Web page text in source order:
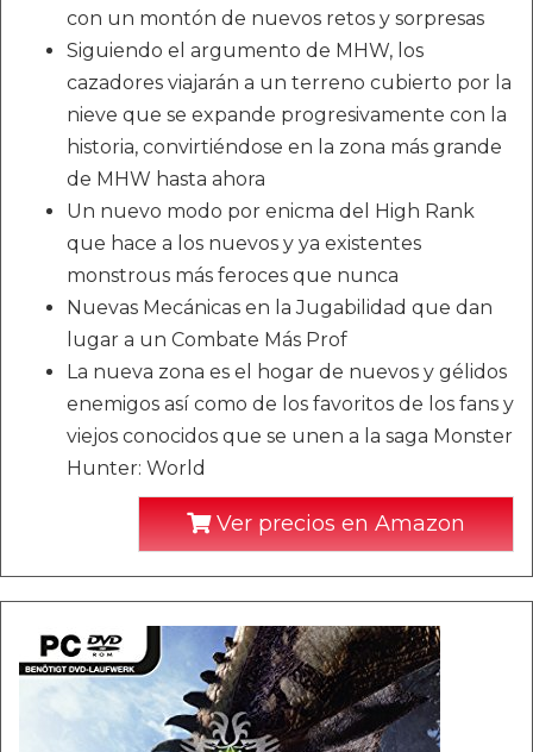
con un montón de nuevos retos y sorpresas
Siguiendo el argumento de MHW, los
cazadores viajarán a un terreno cubierto por la
nieve que se expande progresivamente con la
historia, convirtiéndose en la zona más grande
de MHW hasta ahora
Un nuevo modo por enicma del High Rank
que hace a los nuevos y ya existentes
monstrous más feroces que nunca
Nuevas Mecánicas en la Jugabilidad que dan
lugar a un Combate Más Prof
La nueva zona es el hogar de nuevos y gélidos
enemigos así como de los favoritos de los fans y
viejos conocidos que se unen a la saga Monster
Hunter: World
Ver precios en Amazon